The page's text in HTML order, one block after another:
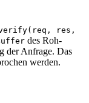
res,
des Roh-
der Anfrage. Das
werden.